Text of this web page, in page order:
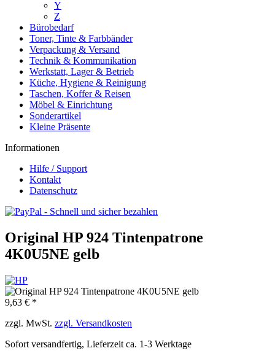
Y
Z
Bürobedarf
Toner, Tinte & Farbbänder
Verpackung & Versand
Technik & Kommunikation
Werkstatt, Lager & Betrieb
Küche, Hygiene & Reinigung
Taschen, Koffer & Reisen
Möbel & Einrichtung
Sonderartikel
Kleine Präsente
Informationen
Hilfe / Support
Kontakt
Datenschutz
Original HP 924 Tintenpatrone
4K0U5NE gelb
9,63 € *
zzgl. MwSt. zzgl. Versandkosten
Sofort versandfertig, Lieferzeit ca. 1-3 Werktage